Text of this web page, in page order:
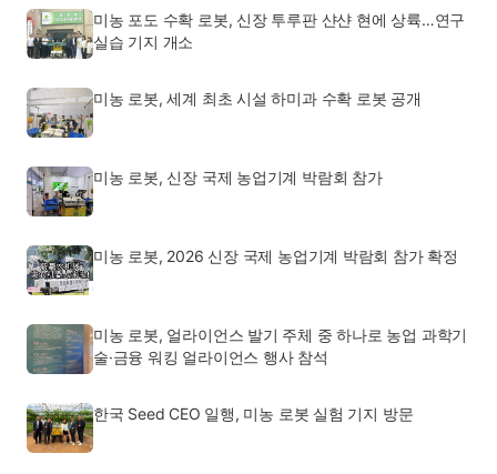
미농 포도 수확 로봇, 신장 투루판 샨샨 현에 상륙…연구
실습 기지 개소
미농 로봇, 세계 최초 시설 하미과 수확 로봇 공개
미농 로봇, 신장 국제 농업기계 박람회 참가
미농 로봇, 2026 신장 국제 농업기계 박람회 참가 확정
미농 로봇, 얼라이언스 발기 주체 중 하나로 농업 과학기
술·금융 워킹 얼라이언스 행사 참석
한국 Seed CEO 일행, 미농 로봇 실험 기지 방문